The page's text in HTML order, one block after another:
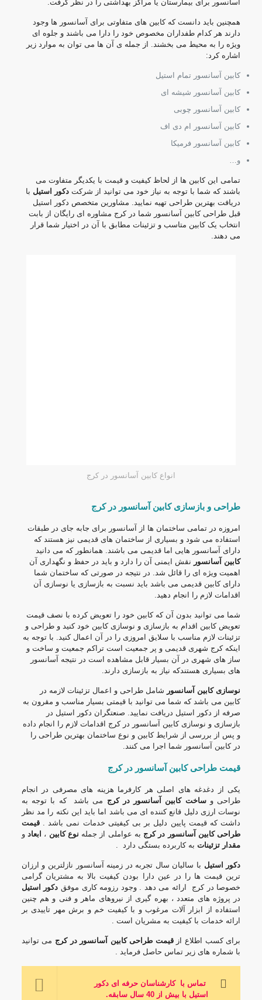
آسانسور برای بیمارستان یا مراکز بهداشتی را در نظر گرفت.
همچنین باید دانست که کابین های متفاوتی برای آسانسور ها وجود
دارند هر کدام طفداران مخصوص خود را دارا می باشند و جلوه ای
ویژه را به محیط می بخشند. از جمله ی آن ها می توان به موارد زیر
اشاره کرد:
کابین آسانسور تمام استیل
کابین آسانسور شیشه ای
کابین آسانسور چوبی
کابین آسانسور ام دی اف
کابین آسانسور فرمیکا
و…
تمامی این کابین ها از لحاظ کیفیت و قیمت با یکدیگر متفاوت می
باشند که شما با توجه به نیاز خود می توانید از شرکت دکور استیل با
دریافت بهترین طراحی تهیه نمایید. مشاورین متخصص دکور استیل
قبل طراحی کابین آسانسور شما در کرج مشاوره ای رایگان از بابت
انتخاب یک کابین متاسب و تزئینات مطابق با آن در اختیار شما قرار
می دهند.
انواع کابین آسانسور در کرج
طراحی و بازسازی کابین آسانسور در کرج
امروزه در تمامی ساختمان ها از آسانسور برای جابه جای در طبقات
استفاده می شود و بسیاری از ساختمان های قدیمی نیز هستند که
دارای آسانسور هایی اما قدیمی می باشند. همانطور که می دانید
کابین آسانسور نقش ایمنی آن را دارد و باید در حفظ و نگهداری آن
اهمیت ویژه ای را قائل شد. در نتیجه در صورتی که ساختمان شما
دارای کابین قدیمی می باشد باید نسبت به بازسازی یا نوسازی آن
اقدامات لازم را انجام دهید.
شما می توانید بدون آن که کابین خود را تعویض کرده با نصف قیمت
تعویض کابین اقدام به بازسازی و نوسازی کابین خود کنید و طراحی و
تزئینات لازم مناسب با سلایق امروزی را در آن اعمال کنید. با توجه به
اینکه کرج شهری قدیمی و پر جمعیت است تراکم جمعیت و ساخت و
ساز های شهری در آن بسیار قابل مشاهده است در نتیجه آسانسور
های بسیاری هستندکه نیاز به بازسازی دارند.
نوسازی کابین آسانسور شامل طراحی و اعمال تزئینات لازمه در
کابین می باشد که شما می توانید با قیمتی بسیار مناسب و مقرون به
صرفه از دکور استیل دریافت نمایید. صنعتگران دکور استیل در
بازسازی و نوسازی کابین آسانسور در کرج اقدامات لازم را انجام داده
و پس از بررسی از شرایط کابین و نوع ساختمان بهترین طراحی را
در کابین آسانسور شما اجرا می کنند.
قیمت طراحی کابین آسانسور در کرج
یکی از دغدغه های اصلی هر کارفرما هزینه های مصرفی در انجام
طراحی و ساخت کابین آسانسور در کرج می باشد که با توجه به
نوسات ارزی دلیل قانع کننده ای می باشد اما باید این نکته را مد نظر
داشت که قیمت پایین دلیل بر بی کیفیتی خدمات نمی باشد .قیمت
طراحی کابین آسانسور در کرج به عواملی از جمله نوع کابین ، ابعادو
مقدار تزئیناتبه کاربرده بستگی دارد .
دکور استیل با سالیان سال تجربه در زمینه آسانسور نازلترین و ارزان
ترین قیمت ها را در عین دارا بودن کیفیت بالا به مشتریان گرامی
خصوصا در کرج ارائه می دهد . وجود رزومه کاری موفق دکور استیل
در پروژه های متعدد ، بهره گیری از نیروهای ماهر و فنی و هم چنین
استفاده از ابزار آلات مرغوب و با کیفیت خم و برش مهر تاییدی بر
ارائه خدمات با کیفیت به مشریان است .
برای کسب اطلاع ازقیمت طراحی کابین آسانسور در کرج می توانید
با شماره های زیر تماس حاصل فرماید .
تماس با کارشناسان حرفه ای دکور
استیل با بیش از 40 سال سابقه
.